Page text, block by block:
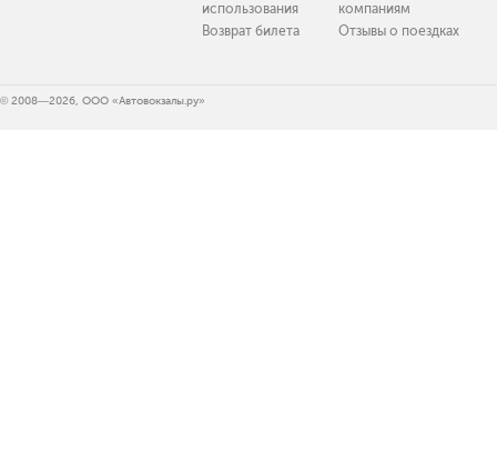
использования
Возврат билета
компаниям
Отзывы о поездках
© 2008—2026, ООО «Автовокзалы.ру»